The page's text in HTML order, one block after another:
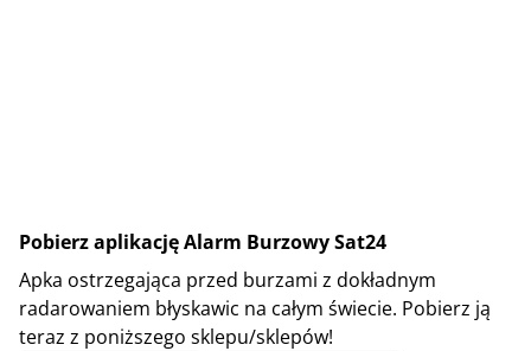
Pobierz aplikację Alarm Burzowy Sat24
Apka ostrzegająca przed burzami z dokładnym
radarowaniem błyskawic na całym świecie. Pobierz ją
teraz z poniższego sklepu/sklepów!